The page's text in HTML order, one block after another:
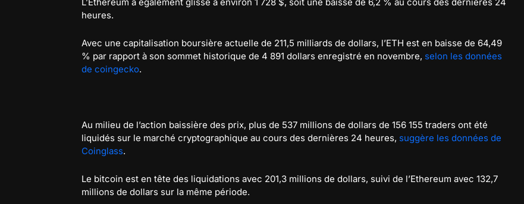
heures.
Avec une capitalisation boursière actuelle de 211,5 milliards de dollars, l’ETH est en baisse de 64,49
% par rapport à son sommet historique de 4 891 dollars enregistré en novembre, selon les données
de coingecko.
Au milieu de l’action baissière des prix, plus de 537 millions de dollars de 156 155 traders ont été
liquidés sur le marché cryptographique au cours des dernières 24 heures, suggère les données de
Coinglass.
Le bitcoin est en tête des liquidations avec 201,3 millions de dollars, suivi de l’Ethereum avec 132,7
millions de dollars sur la même période.